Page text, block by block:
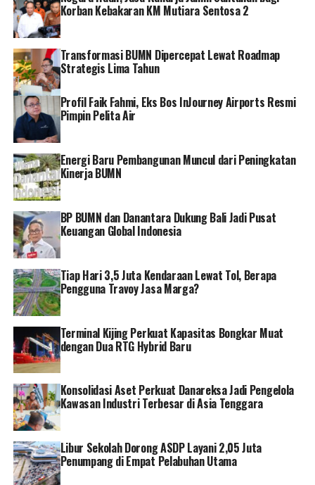
Acara turut dihadiri oleh Gubernur DI Yogyakarta Sri
Sultan Hamengkubawana X, Gubernur Jawa Barat
Gubernur Kalimantan Barat Sutarmidji, dan Gubernur
Sumatera Selatan Herman Deru. Selain kepala daerah,
acara dihadiri oleh Kepala Eksekutif Pengawas
Perbankan Otoritas Jasa Keuangan Dian Ediana Rae,
Kepala Pusat Pelaporan dan Analisis Transaksi
Keuangan (PPATK), Ketua Komisi Pemilihan Umum
Hasyim Asy’ari, Ketua Umum Asbanda Supriyatno dan
Chairman Infobank Media Group Eko B. Supriyanto.
Direktur Utama bank
rasa terima kasihnya atas penghargaan yang diberikan.
Predikat Top BUMD 2023 yang diraih bankbjb
merupakan salah satu wujud konsistensi seluruh insan
perusahaan dalam memberikan layanan terbaik untuk
masyarakat.
“Kami juga berharap forum ini dapat memperkuat
sinergi BPD, BPR dan pemerintah dalam
mengoptimalkan pembangunan ekonomi,” ungkap
Yuddy. []
RELATED TOPICS:
Korban Kebakaran KM Mutiara Sentosa 2
Transformasi BUMN Dipercepat Lewat Roadmap
Strategis Lima Tahun
Profil Faik Fahmi, Eks Bos InJourney Airports Resmi
Pimpin Pelita Air
Energi Baru Pembangunan Muncul dari Peningkatan
Kinerja BUMN
BP BUMN dan Danantara Dukung Bali Jadi Pusat
Keuangan Global Indonesia
Tiap Hari 3,5 Juta Kendaraan Lewat Tol, Berapa
Pengguna Travoy Jasa Marga?
Terminal Kijing Perkuat Kapasitas Bongkar Muat
dengan Dua RTG Hybrid Baru
Konsolidasi Aset Perkuat Danareksa Jadi Pengelola
Kawasan Industri Terbesar di Asia Tenggara
Libur Sekolah Dorong ASDP Layani 2,05 Juta
Penumpang di Empat Pelabuhan Utama